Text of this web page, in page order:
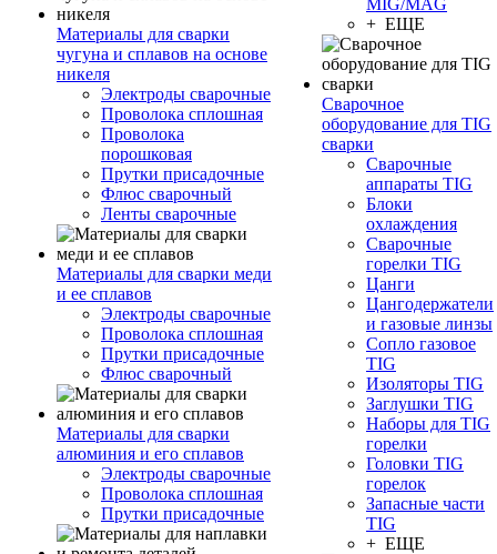
Материалы для сварки
чугуна и сплавов на основе
никеля
Электроды сварочные
Проволока сплошная
Проволока
порошковая
Прутки присадочные
Флюс сварочный
Ленты сварочные
Материалы для сварки меди
и ее сплавов
Электроды сварочные
Проволока сплошная
Прутки присадочные
Флюс сварочный
Материалы для сварки
алюминия и его сплавов
Электроды сварочные
Проволока сплошная
Прутки присадочные
MIG/MAG
+ ЕЩЕ
Сварочное
оборудование для TIG
сварки
Сварочные
аппараты TIG
Блоки
охлаждения
Сварочные
горелки TIG
Цанги
Цангодержатели
и газовые линзы
Сопло газовое
TIG
Изоляторы TIG
Заглушки TIG
Наборы для TIG
горелки
Головки TIG
горелок
Запасные части
TIG
+ ЕЩЕ